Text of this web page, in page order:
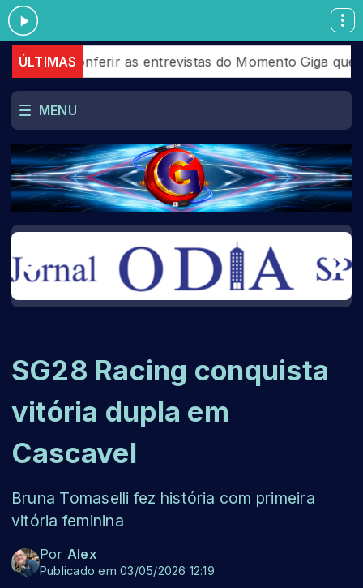
ÚLTIMAS
conferir as entrevistas do Momento Giga que
MENU
SG28 Racing conquista
vitória dupla em
Cascavel
Bruna Tomaselli fez história com primeira
vitória feminina
Por Alex
Publicado em 03/05/2026 12:19